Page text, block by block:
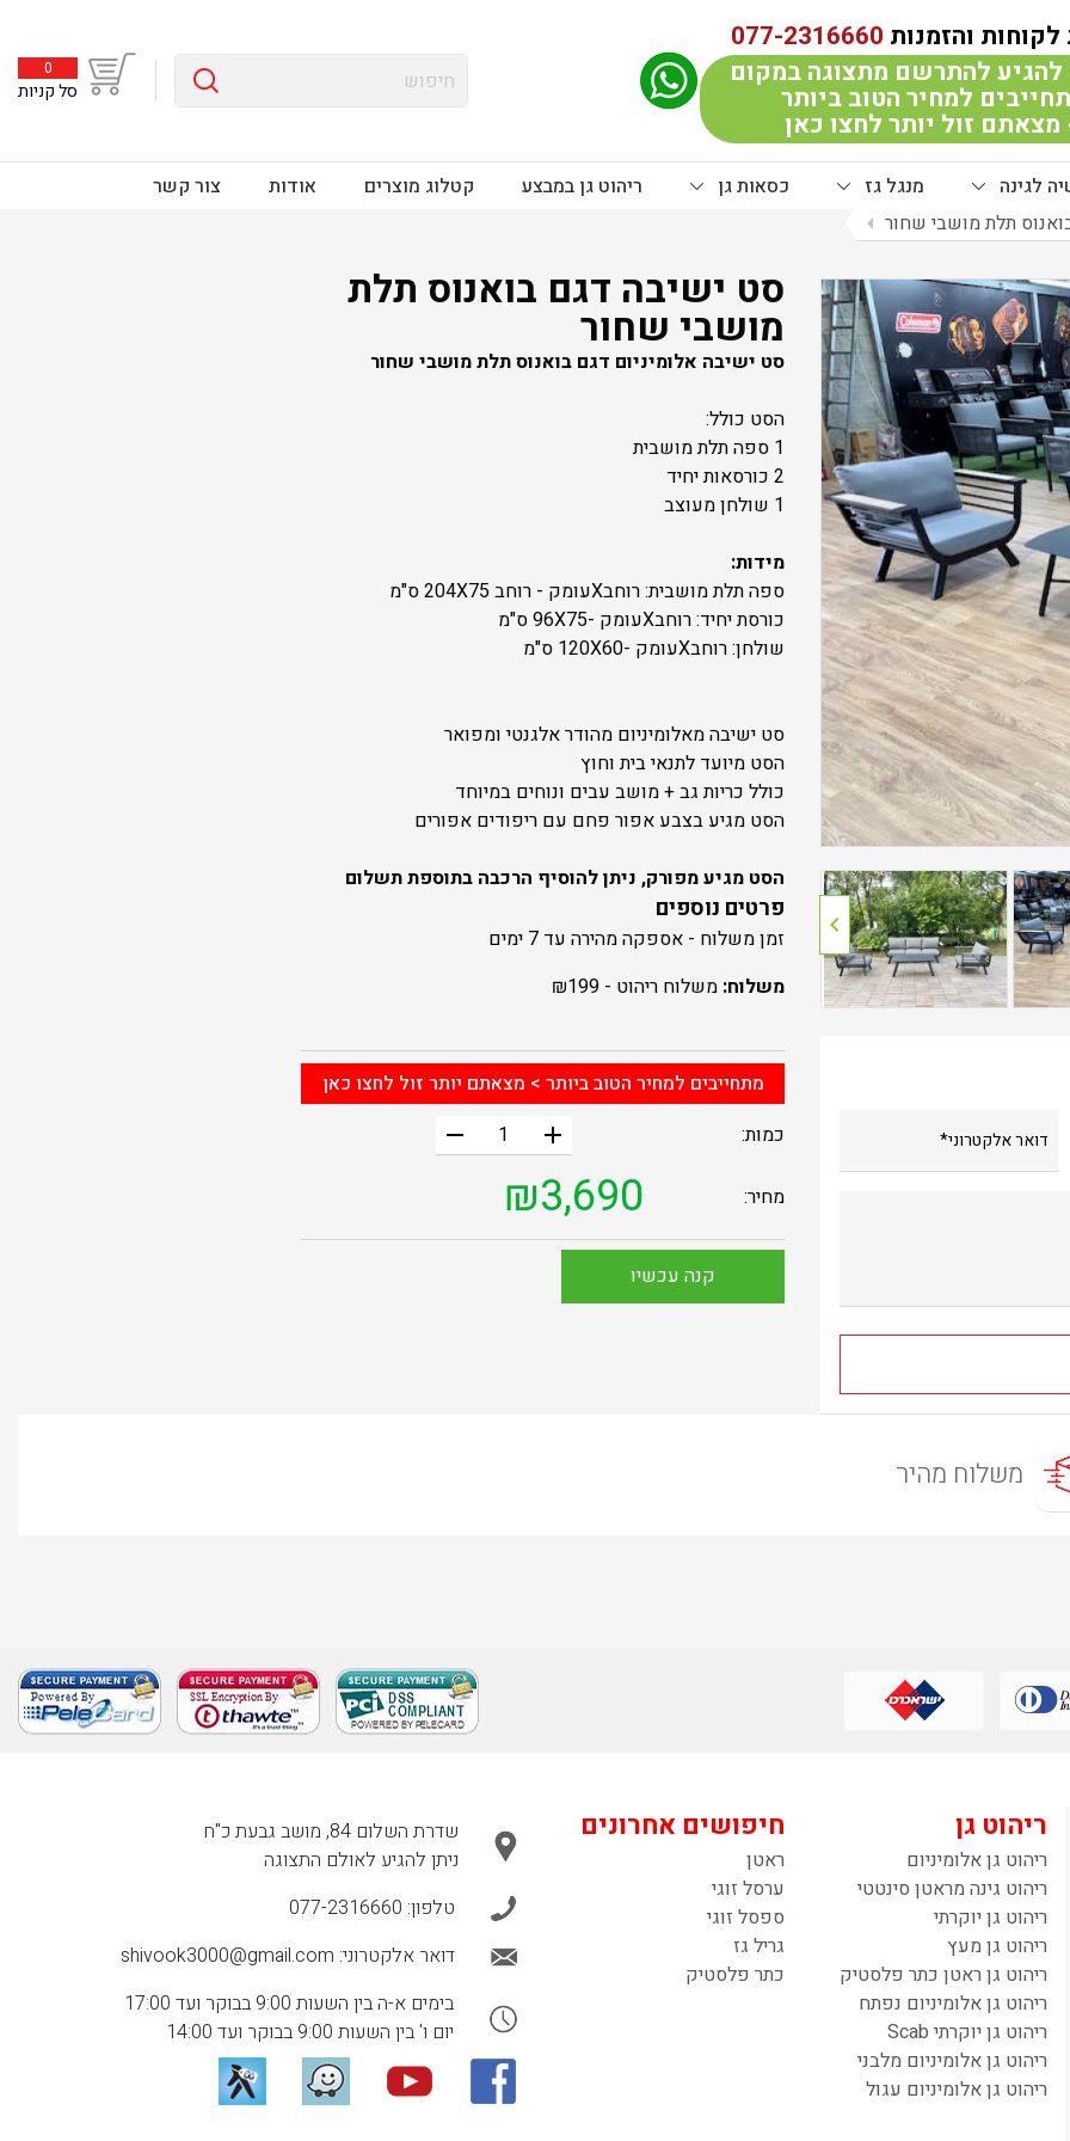
והזמנות 077-2316660
להגיע להתרשם מתצוגה במקום
למחיר הטוב ביותר
מצאתם זול יותר לחצו כאן
0
סל קניות
לגינה מנגל גז כסאות גן ריהוט גן במבצע קטלוג מוצרים אודות
צור קשר
תלת מושבי שחור arrow_left
navigate_before
סט ישיבה דגם בואנוס תלת
מושבי שחור
סט ישיבה אלומיניום דגם בואנוס תלת מושבי שחור
הסט כולל:
1 ספה תלת מושבית
2 כורסאות יחיד
1 שולחן מעוצב
מידות:
ספה תלת מושבית: רוחבXעומק - רוחב 204X75 ס"מ
כורסת יחיד: רוחבXעומק -96X75 ס"מ
שולחן: רוחבXעומק -120X60 ס"מ
סט ישיבה מאלומיניום מהודר אלגנטי ומפואר
הסט מיועד לתנאי בית וחוץ
כולל כריות גב + מושב עבים ונוחים במיוחד
הסט מגיע בצבע אפור פחם עם ריפודים אפורים
הסט מגיע מפורק, ניתן להוסיף הרכבה בתוספת תשלום
פרטים נוספים
זמן משלוח - אספקה מהירה עד 7 ימים
משלוח: משלוח ריהוט - ₪199
מתחייבים למחיר הטוב ביותר > מצאתם יותר זול לחצו כאן
כמות:
add
remove
מחיר: ₪3,690
קנה עכשיו
משלוח מהיר
ריהוט גן
ריהוט גן אלומיניום
ריהוט גינה מראטן סינטטי
ריהוט גן יוקרתי
ריהוט גן מעץ
ריהוט גן ראטן כתר פלסטיק
ריהוט גן אלומיניום נפתח
ריהוט גן יוקרתי Scab
ריהוט גן אלומיניום מלבני
ריהוט גן אלומיניום עגול
חיפושים אחרונים
ראטן
ערסל זוגי
ספסל זוגי
גריל גז
כתר פלסטיק
שדרת השלום 84, מושב גבעת כ"ח
ניתן להגיע לאולם התצוגה
טלפון: 077-2316660
דואר אלקטרוני: shivook3000@gmail.com
בימים א-ה בין השעות 9:00 בבוקר ועד 17:00
יום ו' בין השעות 9:00 בבוקר ועד 14:00